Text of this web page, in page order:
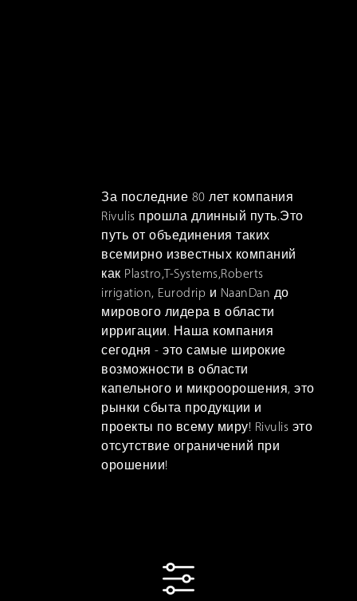
За последние 80 лет компания
Rivulis прошла длинный путь.Это
путь от объединения таких
всемирно известных компаний
как Plastro,T-Systems,Roberts
irrigation, Eurodrip и NaanDan до
мирового лидера в области
ирригации. Наша компания
сегодня - это самые широкие
возможности в области
капельного и микроорошения, это
рынки сбыта продукции и
проекты по всему миру! Rivulis это
отсутствие ограничений при
орошении!